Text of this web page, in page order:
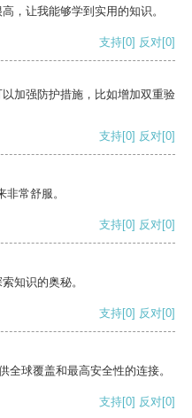
，让我能够学到实用的知识。
支持[0] 反对[0]
加强防护措施，比如增加双重验
支持[0] 反对[0]
常舒服。
支持[0] 反对[0]
知识的奥秘。
支持[0] 反对[0]
全球覆盖和最高安全性的连接。
支持[0] 反对[0]